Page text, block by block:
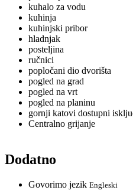
kuhalo za vodu
kuhinja
kuhinjski pribor
hladnjak
posteljina
ručnici
popločani dio dvorišta
pogled na grad
pogled na vrt
pogled na planinu
gornji katovi dostupni
Centralno grijanje
Dodatno
Govorimo jezik Engleski